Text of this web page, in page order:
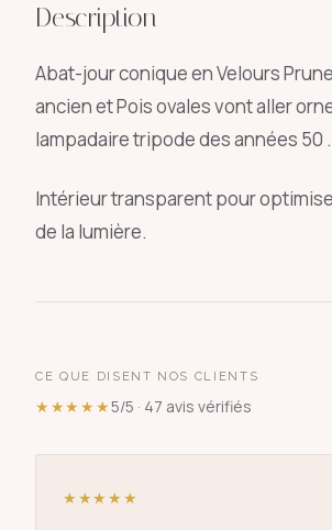
Description
Abat-jour conique en Velours
ancien et Pois ovales vont aller
lampadaire tripode des années 50 .
Intérieur transparent pour
de la lumière.
CE QUE DISENT NOS CLIENTS
★★★★★5/5 · 47 avis vérifiés
★★★★★